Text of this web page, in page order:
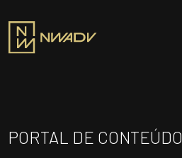
Entregas e Soluções
PORTAL DE CONTEÚDO